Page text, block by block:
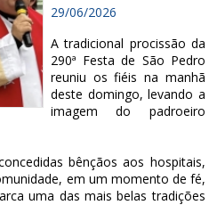
29/06/2026
A tradicional procissão da
290ª Festa de São Pedro
reuniu os fiéis na manhã
deste domingo, levando a
imagem do padroeiro
bênçãos aos hospitais,
em um momento de fé,
uma das mais belas tradições